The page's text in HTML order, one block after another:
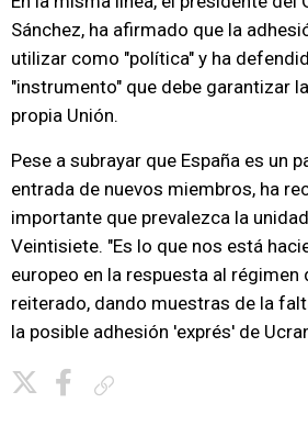
Sánchez, ha afirmado que la
utilizar como "política" y ha
"instrumento" que debe garantizar
propia Unión.
Pese a subrayar que España es un
entrada de nuevos miembros, ha
importante que prevalezca la
Veintisiete. "Es lo que nos está
europeo en la respuesta al régimen
reiterado, dando muestras de la
la posible adhesión 'exprés' de